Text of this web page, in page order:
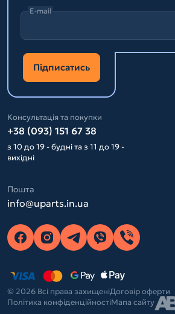
E-mail
Підписатись
Консультація та покупки
+38 (093) 151 67 38
з 10 до 19 - будні та з 11 до 19 -
вихідні
Пошта
info@uparts.in.ua
© 2026 Всі права захищеніДоговір оферти
Політика конфіденційностіМапа сайту